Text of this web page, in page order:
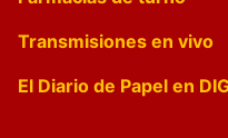
Transmisiones en vivo
El Diario de Papel en